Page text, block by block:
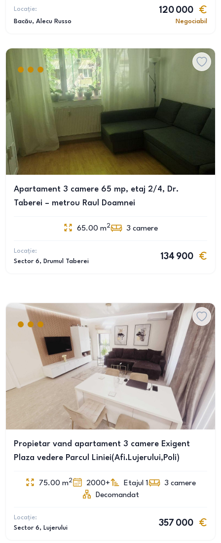
Locație:
Bacău, Alecu Russo
120 000
Negociabil
Apartament 3 camere 65 mp, etaj 2/4, Dr.
Taberei – metrou Raul Doamnei
65.00 m2 3 camere
Locație:
Sector 6, Drumul Taberei
134 900
Propietar vand apartament 3 camere Exigent
Plaza vedere Parcul Liniei(Afi.Lujerului,Poli)
75.00 m2 2000+ Etajul 1 3 camere
Decomandat
Locație:
Sector 6, Lujerului
357 000